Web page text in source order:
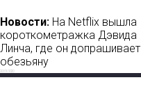
Новости: На Netflix вышла
короткометражка Дэвида
Линча, где он допрашивает
обезьяну
20/01/2020